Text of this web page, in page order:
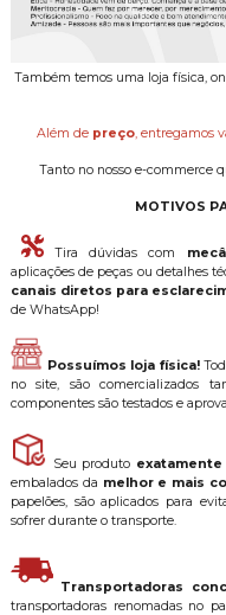
Também temos uma loja física,
Além de preço , entregamos
Tanto no nosso e-commerce
MOTIVOS
Tira dúvidas com
aplicações de peças ou detalhes
canais diretos para
de WhatsApp!
Possuímos loja física!
no site, são comercializados
componentes são testados e
Seu produto
embalados da melhor e mais
papelões, são aplicados para
sofrer durante o transporte.
Transportadoras
transportadoras renomadas no